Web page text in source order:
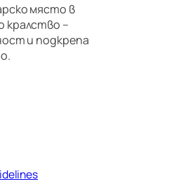
място в
–
и подкрепа